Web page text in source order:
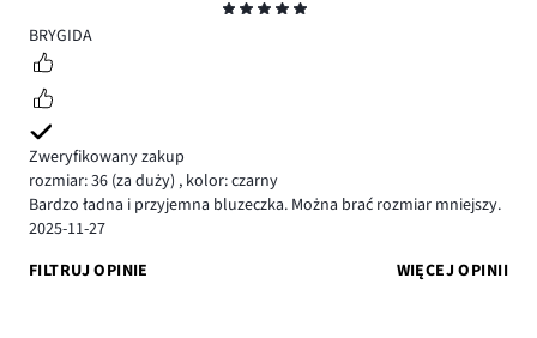
5
BRYGIDA
Zweryfikowany zakup
rozmiar: 36 (za duży) , kolor: czarny
Bardzo ładna i przyjemna bluzeczka. Można brać rozmiar mniejszy.
2025-11-27
FILTRUJ OPINIE
WIĘCEJ OPINII